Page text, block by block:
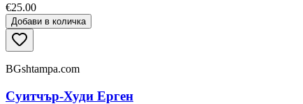
€25.00
Добави в количка
BGshtampa.com
Суитчър-Худи Ерген